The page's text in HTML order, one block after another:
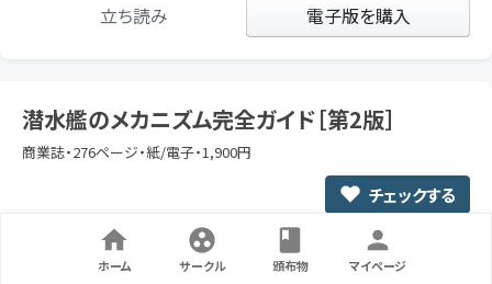
立ち読み 電子版を購入
潜水艦のメカニズム完全ガイド［第2版］
商業誌・276ページ・紙/電子・1,900円
チェックする
ホーム サークル 頒布物 マイページ